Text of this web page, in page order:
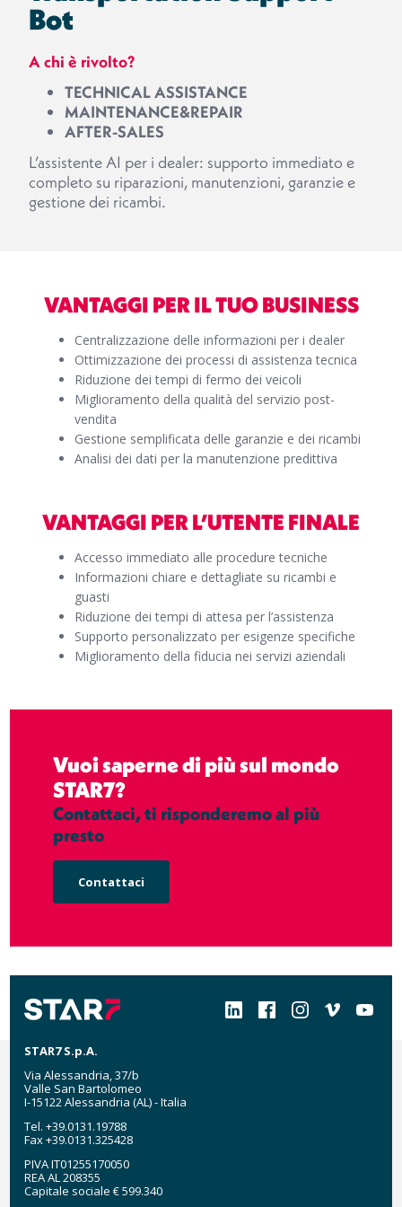
Bot
A chi è rivolto?
TECHNICAL ASSISTANCE
MAINTENANCE&REPAIR
AFTER-SALES
L’assistente AI per i dealer: supporto immediato e
completo su riparazioni, manutenzioni, garanzie e
gestione dei ricambi.
VANTAGGI PER IL TUO BUSINESS
Centralizzazione delle informazioni per i dealer
Ottimizzazione dei processi di assistenza tecnica
Riduzione dei tempi di fermo dei veicoli
Miglioramento della qualità del servizio post-
vendita
Gestione semplificata delle garanzie e dei ricambi
Analisi dei dati per la manutenzione predittiva
VANTAGGI PER L’UTENTE FINALE
Accesso immediato alle procedure tecniche
Informazioni chiare e dettagliate su ricambi e
guasti
Riduzione dei tempi di attesa per l’assistenza
Supporto personalizzato per esigenze specifiche
Miglioramento della fiducia nei servizi aziendali
Vuoi saperne di più sul mondo
STAR7?
Contattaci, ti risponderemo al più
presto
Contattaci
Social
STAR7 S.p.A.
Via Alessandria, 37/b
Valle San Bartolomeo
I-15122 Alessandria (AL) - Italia
Tel. +39.0131.19788
Fax +39.0131.325428
PIVA IT01255170050
REA AL 208355
Capitale sociale € 599.340